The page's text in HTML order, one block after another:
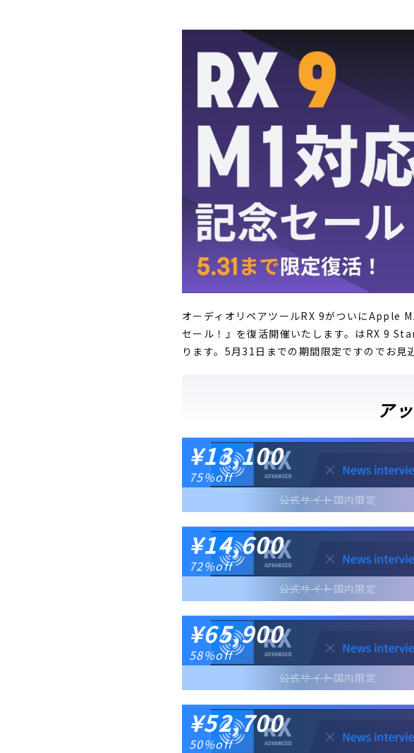
オーディオリペアツールRX 9がついにApple
セール！』を復活開催いたします。はRX 9
ります。5月31日までの期間限定ですのでお見
ア
¥13,100
75%off
公式サイト国内限定
¥14,600
72%off
公式サイト国内限定
¥65,900
58%off
公式サイト国内限定
¥52,700
50%off